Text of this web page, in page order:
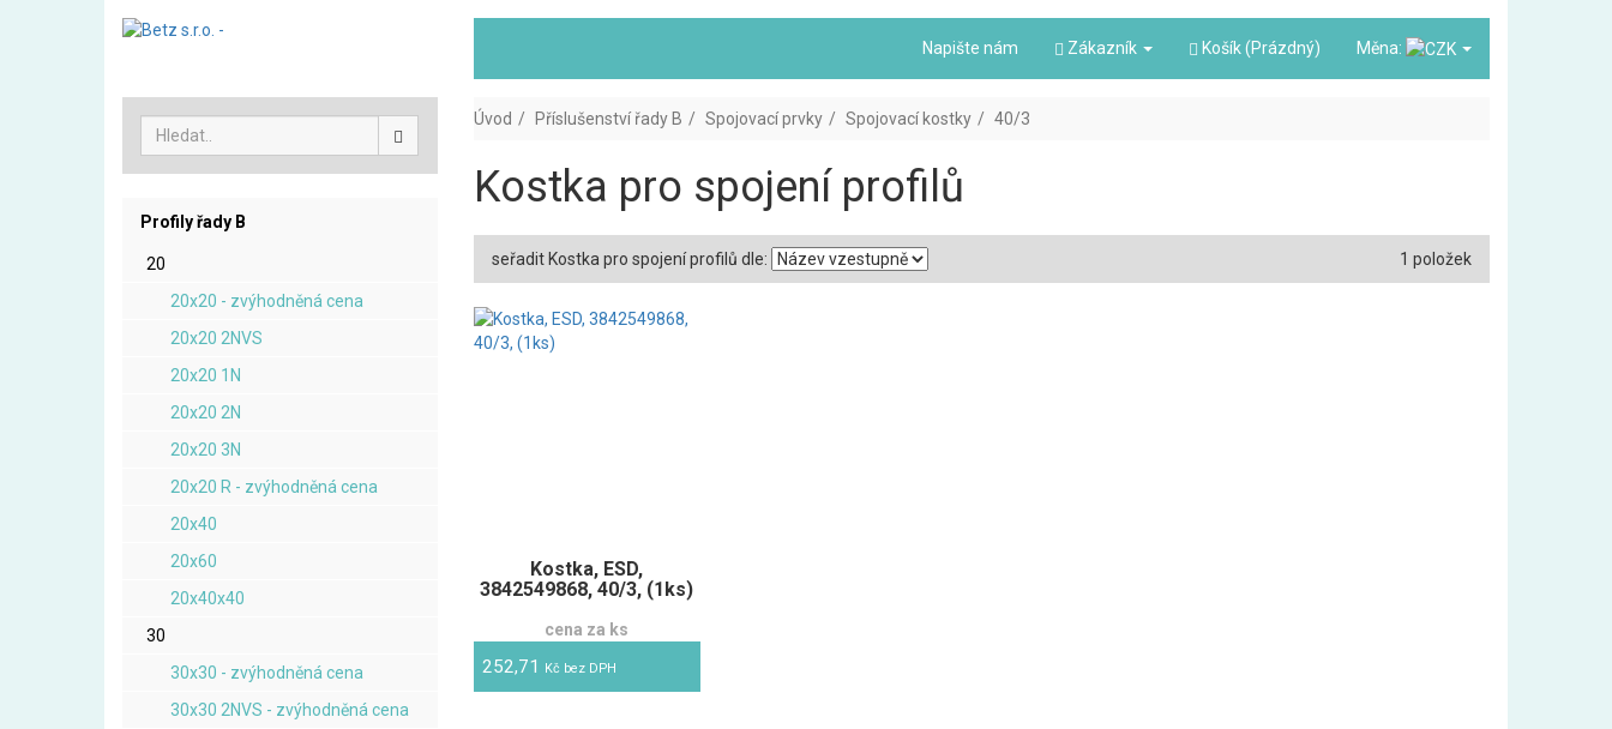
Napište nám Zákazník Košík (Prázdný) Měna:
Profily řady B
20
20x20 - zvýhodněná cena
20x20 2NVS
20x20 1N
20x20 2N
20x20 3N
20x20 R - zvýhodněná cena
20x40
20x60
20x40x40
30
30x30 - zvýhodněná cena
30x30 2NVS - zvýhodněná cena
Úvod Příslušenství řady B Spojovací prvky Spojovací kostky 40/3
Kostka pro spojení profilů
seřadit Kostka pro spojení profilů dle: 1 položek
Kostka, ESD,
3842549868, 40/3, (1ks)
cena za ks
252,71 Kč bez DPH